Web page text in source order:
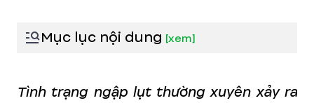
Mục lục nội dung [xem]
Tình trạng ngập lụt thường xuyên xảy ra